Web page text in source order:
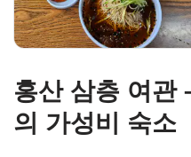
홍산 삼층 여관
의 가성비 숙소